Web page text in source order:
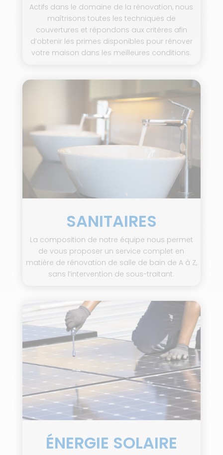
Actifs dans le domaine de la rénovation, nous
maîtrisons toutes les techniques de
couvertures et répondons aux critères afin
d’obtenir les primes disponibles pour rénover
votre maison dans les meilleures conditions.
SANITAIRES
La composition de notre équipe nous permet
de vous proposer un service complet en
matière de rénovation de salle de bain de A à Z,
sans l’intervention de sous-traitant.
ÉNERGIE SOLAIRE